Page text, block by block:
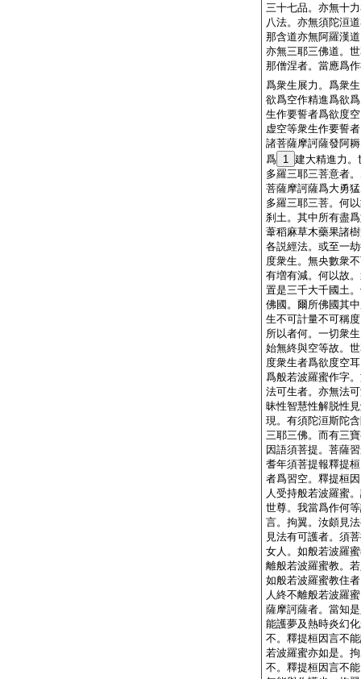
三十七品。亦無十
八法。亦無須陀洹
那含道亦無阿羅漢
亦無三耶三佛道。
那僧涅者。當應爲
爲衆生展力。爲衆生
欲爲空作精進爲欲
生作要誓者爲欲度
虚空等衆生作要誓
諸菩薩摩訶薩發阿
爲 1 建大精進力。
多羅三耶三菩意者
菩薩摩訶薩爲大勇
多羅三耶三菩。何
刹土。其中所有盡
葦稻麻草木藥果諸
各説經法。或至一
度衆生。無央數衆
有増有減。何以故
置是三千大千國土
佛國。爾所佛國其
生不可計量不可稱
所以者何。一切衆
始無終與空等故。
度衆生者爲欲度空
爲般若波羅蜜作字
法可生者。亦無法
昧性智慧性解脱性
現。有須陀洹斯陀
三耶三佛。而有三
因語須菩提。菩薩
耆年須菩提報釋提
者爲習空。釋提桓
人受持般若波羅蜜
世尊。我當爲作何
言。拘翼。汝頗見
見法有可護者。須
女人。如般若波羅
離般若波羅蜜教。
如般若波羅蜜教住
人終不離般若波羅
薩摩訶薩者。當知
能護夢及熱時炎幻
不。釋提桓因言不
若波羅蜜亦如是。
不。釋提桓因言不